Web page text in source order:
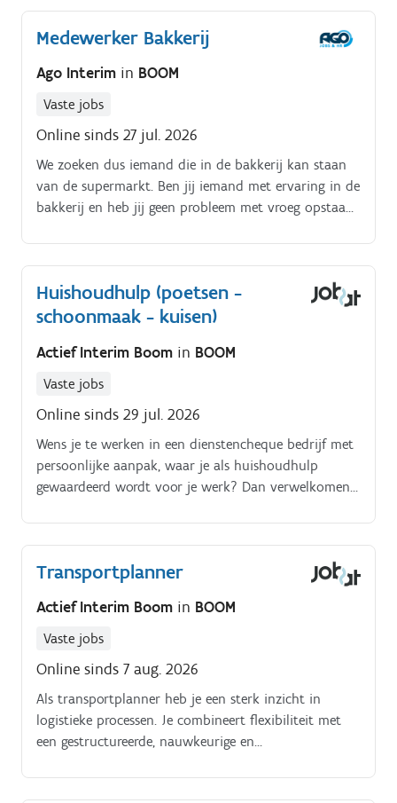
Medewerker Bakkerij
Ago Interim in BOOM
Vaste jobs
Online sinds 27 jul. 2026
We zoeken dus iemand die in de bakkerij kan staan
van de supermarkt. Ben jij iemand met ervaring in de
bakkerij en heb jij geen probleem met vroeg opstaan?
Huishoudhulp (poetsen -
schoonmaak - kuisen)
Actief Interim Boom in BOOM
Vaste jobs
Online sinds 29 jul. 2026
Wens je te werken in een dienstencheque bedrijf met
persoonlijke aanpak, waar je als huishoudhulp
gewaardeerd wordt voor je werk? Dan verwelkomen
Transportplanner
Actief Interim Boom in BOOM
Vaste jobs
Online sinds 7 aug. 2026
Als transportplanner heb je een sterk inzicht in
logistieke processen. Je combineert flexibiliteit met
een gestructureerde, nauwkeurige en